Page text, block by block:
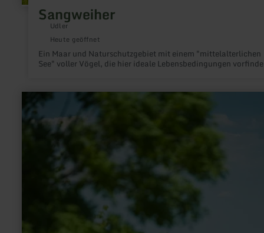
Sangweiher
Udler
Heute geöffnet
Ein Maar und Naturschutzgebiet mit einem "mittelalterlichen
See" voller Vögel, die hier ideale Lebensbedingungen
Kapelle